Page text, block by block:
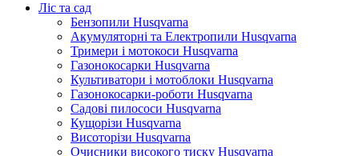
Ліс та сад
Бензопили Husqvarna
Акумуляторні та Електропили Husqvarna
Тримери і мотокоси Husqvarna
Газонокосарки Husqvarna
Культиватори і мотоблоки Husqvarna
Газонокосарки-роботи Husqvarna
Садові пилососи Husqvarna
Кущорізи Husqvarna
Висоторізи Husqvarna
Очисники високого тиску Husqvarna